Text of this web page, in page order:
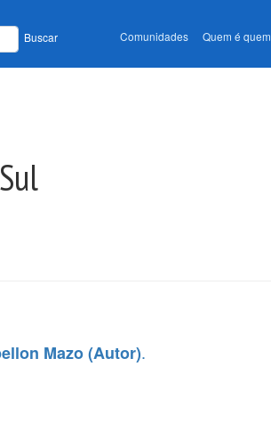
Buscar Comunidades Quem é quem
Mazo (Autor).